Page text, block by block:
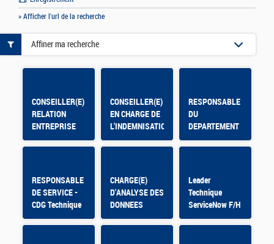
» Afficher l'url de la recherche
CONSEILLER(E)
RELATION
ENTREPRISE
BRIANCON -
CONSEILLER(E)
EN CHARGE DE
L'INDEMNISATION
- ACS Paris
RESPONSABLE
DU
DEPARTEMENT
ENVIRONNEMENT
DIRECTION
GENERALE
RESPONSABLE
DE SERVICE -
CDG Technique
F/H
CHARGE(E)
D'ANALYSE DES
DONNEES
COMPTABLES
Leader
Technique
ServiceNow F/H
Affiner ma recherche